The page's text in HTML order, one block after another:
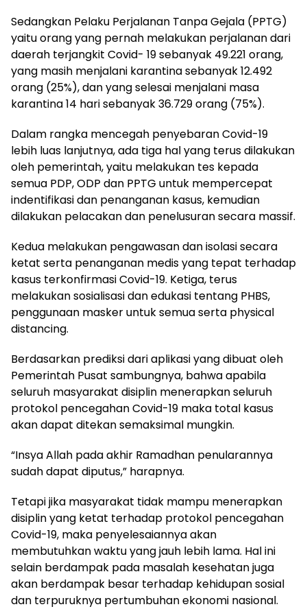
Sedangkan Pelaku Perjalanan Tanpa Gejala (PPTG)
yaitu orang yang pernah melakukan perjalanan dari
daerah terjangkit Covid- 19 sebanyak 49.221 orang,
yang masih menjalani karantina sebanyak 12.492
orang (25%), dan yang selesai menjalani masa
karantina 14 hari sebanyak 36.729 orang (75%).
Dalam rangka mencegah penyebaran Covid-19
lebih luas lanjutnya, ada tiga hal yang terus dilakukan
oleh pemerintah, yaitu melakukan tes kepada
semua PDP, ODP dan PPTG untuk mempercepat
indentifikasi dan penanganan kasus, kemudian
dilakukan pelacakan dan penelusuran secara massif.
Kedua melakukan pengawasan dan isolasi secara
ketat serta penanganan medis yang tepat terhadap
kasus terkonfirmasi Covid-19. Ketiga, terus
melakukan sosialisasi dan edukasi tentang PHBS,
penggunaan masker untuk semua serta physical
distancing.
Berdasarkan prediksi dari aplikasi yang dibuat oleh
Pemerintah Pusat sambungnya, bahwa apabila
seluruh masyarakat disiplin menerapkan seluruh
protokol pencegahan Covid-19 maka total kasus
akan dapat ditekan semaksimal mungkin.
“Insya Allah pada akhir Ramadhan penularannya
sudah dapat diputus,” harapnya.
Tetapi jika masyarakat tidak mampu menerapkan
disiplin yang ketat terhadap protokol pencegahan
Covid-19, maka penyelesaiannya akan
membutuhkan waktu yang jauh lebih lama. Hal ini
selain berdampak pada masalah kesehatan juga
akan berdampak besar terhadap kehidupan sosial
dan terpuruknya pertumbuhan ekonomi nasional.